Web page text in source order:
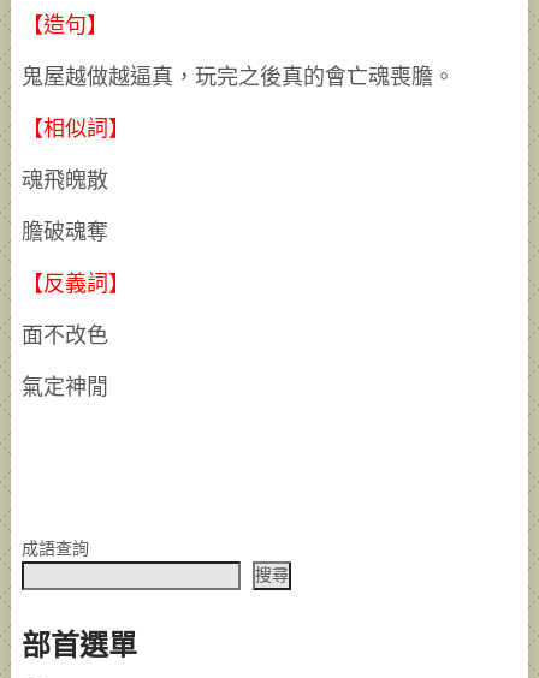
【造句】
鬼屋越做越逼真，玩完之後真的會亡魂喪膽。
【相似詞】
魂飛魄散
膽破魂奪
【反義詞】
面不改色
氣定神閒
成語查詢
搜尋
部首選單